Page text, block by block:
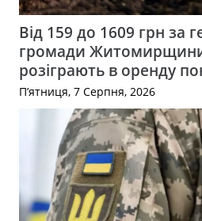
Від 159 до 1609 грн за
громади Житомирщини
розіграють в оренду
П’ятниця, 7 Серпня, 2026